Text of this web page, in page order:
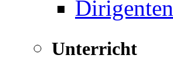
Dirigenten
Unterricht